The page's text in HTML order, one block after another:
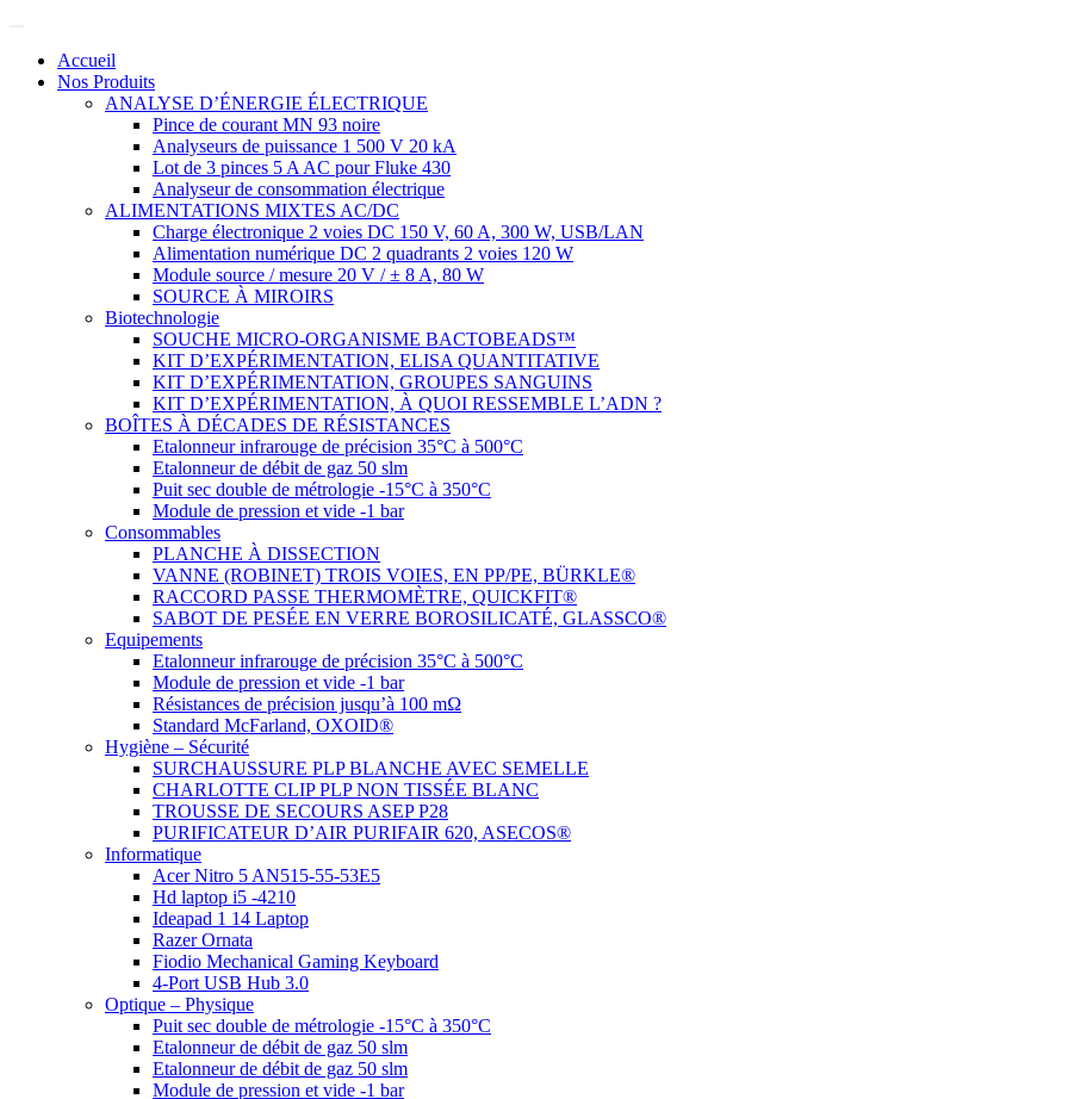
Accueil
Nos Produits
ANALYSE D’ÉNERGIE ÉLECTRIQUE
Pince de courant MN 93 noire
Analyseurs de puissance 1 500 V 20 kA
Lot de 3 pinces 5 A AC pour Fluke 430
Analyseur de consommation électrique
ALIMENTATIONS MIXTES AC/DC
Charge électronique 2 voies DC 150 V, 60 A, 300 W, USB/LAN
Alimentation numérique DC 2 quadrants 2 voies 120 W
Module source / mesure 20 V / ± 8 A, 80 W
SOURCE À MIROIRS
Biotechnologie
SOUCHE MICRO-ORGANISME BACTOBEADS™
KIT D’EXPÉRIMENTATION, ELISA QUANTITATIVE
KIT D’EXPÉRIMENTATION, GROUPES SANGUINS
KIT D’EXPÉRIMENTATION, À QUOI RESSEMBLE L’ADN ?
BOÎTES À DÉCADES DE RÉSISTANCES
Etalonneur infrarouge de précision 35°C à 500°C
Etalonneur de débit de gaz 50 slm
Puit sec double de métrologie -15°C à 350°C
Module de pression et vide -1 bar
Consommables
PLANCHE À DISSECTION
VANNE (ROBINET) TROIS VOIES, EN PP/PE, BÜRKLE®
RACCORD PASSE THERMOMÈTRE, QUICKFIT®
SABOT DE PESÉE EN VERRE BOROSILICATÉ, GLASSCO®
Equipements
Etalonneur infrarouge de précision 35°C à 500°C
Module de pression et vide -1 bar
Résistances de précision jusqu’à 100 mΩ
Standard McFarland, OXOID®
Hygiène – Sécurité
SURCHAUSSURE PLP BLANCHE AVEC SEMELLE
CHARLOTTE CLIP PLP NON TISSÉE BLANC
TROUSSE DE SECOURS ASEP P28
PURIFICATEUR D’AIR PURIFAIR 620, ASECOS®
Informatique
Acer Nitro 5 AN515-55-53E5
Hd laptop i5 -4210
Ideapad 1 14 Laptop
Razer Ornata
Fiodio Mechanical Gaming Keyboard
4-Port USB Hub 3.0
Optique – Physique
Puit sec double de métrologie -15°C à 350°C
Etalonneur de débit de gaz 50 slm
Etalonneur de débit de gaz 50 slm
Module de pression et vide -1 bar